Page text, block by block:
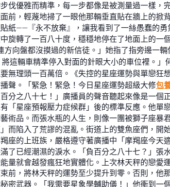
伐優雅而精準，每一步都像是被測量過一樣，
，輕蔑地掃了一眼他那輛垂直貼在牆上的掀
紙——『永不放棄』，讓我看到了一絲愚蠢的勇
旋轉了一百八十度，穩穩地停在了地面上的一
方向盤都沒摸過的新信徒。」她指了指旁邊一
這輛車精準停入對面的針眼大小的車位裡。」
無理頭一百萬倍。《失控的星座運勢與單戀狂
聲。「緊急！緊急！今日星座運勢超級大修包
分之八十七！」廣播員的聲音聽起來像是一個
「星座預報壓力症候群」後的標準反應。他單
術品。而張水瓶的人生，則像一團被獅子座暴
而陷入了荒謬的混亂。街道上的雙魚座們，開
座的上班族，嚴格遵守著廣播中「摩羯座今天
了已經潮濕的淚水。「負百分之八十七？」張
量就會越發瘋狂地實體化。上次林天秤的戀愛
前，將林天秤的運勢至少提升到零。否則，他
密武器。「我需要星象學輔助儀！」他衝到一